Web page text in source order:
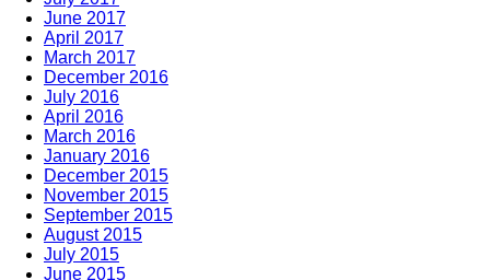
June 2017
April 2017
March 2017
December 2016
July 2016
April 2016
March 2016
January 2016
December 2015
November 2015
September 2015
August 2015
July 2015
June 2015